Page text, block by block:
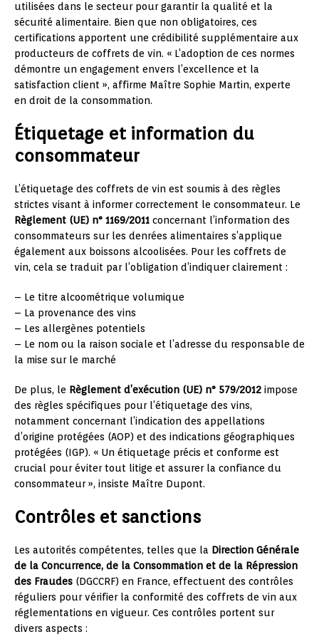
utilisées dans le secteur pour garantir la qualité et la
sécurité alimentaire. Bien que non obligatoires, ces
certifications apportent une crédibilité supplémentaire aux
producteurs de coffrets de vin. « L’adoption de ces normes
démontre un engagement envers l’excellence et la
satisfaction client », affirme Maître Sophie Martin, experte
en droit de la consommation.
Étiquetage et information du
consommateur
L’étiquetage des coffrets de vin est soumis à des règles
strictes visant à informer correctement le consommateur. Le
Règlement (UE) n° 1169/2011 concernant l’information des
consommateurs sur les denrées alimentaires s’applique
également aux boissons alcoolisées. Pour les coffrets de
vin, cela se traduit par l’obligation d’indiquer clairement :
– Le titre alcoométrique volumique
– La provenance des vins
– Les allergènes potentiels
– Le nom ou la raison sociale et l’adresse du responsable de
la mise sur le marché
De plus, le Règlement d’exécution (UE) n° 579/2012 impose
des règles spécifiques pour l’étiquetage des vins,
notamment concernant l’indication des appellations
d’origine protégées (AOP) et des indications géographiques
protégées (IGP). « Un étiquetage précis et conforme est
crucial pour éviter tout litige et assurer la confiance du
consommateur », insiste Maître Dupont.
Contrôles et sanctions
Les autorités compétentes, telles que la Direction Générale
de la Concurrence, de la Consommation et de la Répression
des Fraudes (DGCCRF) en France, effectuent des contrôles
réguliers pour vérifier la conformité des coffrets de vin aux
réglementations en vigueur. Ces contrôles portent sur
divers aspects :